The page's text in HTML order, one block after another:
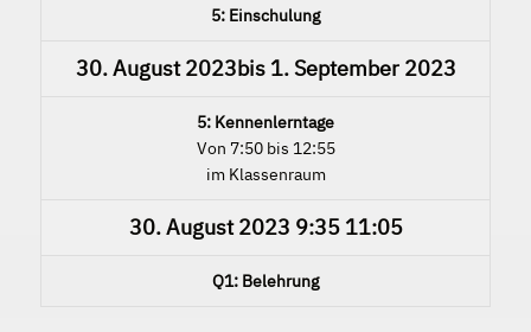
5: Einschulung
30. August 2023bis 1. September 2023
5: Kennenlerntage
Von 7:50 bis 12:55
im Klassenraum
30. August 2023 9:35 11:05
Q1: Belehrung